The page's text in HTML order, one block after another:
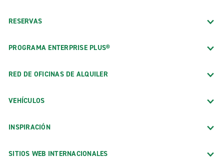
RESERVAS
PROGRAMA ENTERPRISE PLUS®
RED DE OFICINAS DE ALQUILER
VEHÍCULOS
INSPIRACIÓN
SITIOS WEB INTERNACIONALES